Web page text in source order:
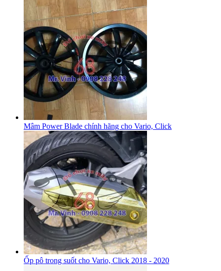
Mâm Power Blade chính hãng cho Vario, Click
Ốp pô trong suốt cho Vario, Click 2018 - 2020